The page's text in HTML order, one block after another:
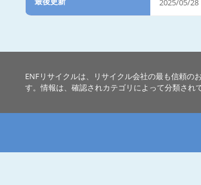
ENFリサイクルは、リサイクル会社の最も信頼の
す。情報は、確認されカテゴリによって分類され